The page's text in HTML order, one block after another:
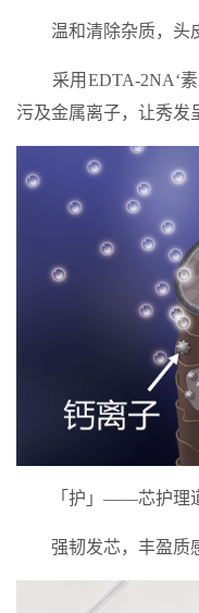
温和清除杂质，头皮
采用EDTA-2NA‘素
污及金属离子，让秀发
「护」——芯护理道
强韧发芯，丰盈质